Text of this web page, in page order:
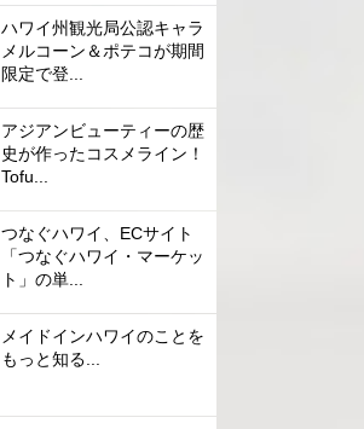
ハワイ州観光局公認キャラ
メルコーン＆ポテコが期間
限定で登...
アジアンビューティーの歴
史が作ったコスメライン！
Tofu...
つなぐハワイ、ECサイト
「つなぐハワイ・マーケッ
ト」の単...
メイドインハワイのことを
もっと知る...